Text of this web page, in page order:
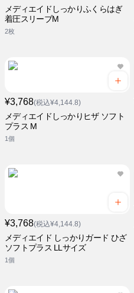
メディエイドしっかりふくらはぎ
着圧スリーブM
2枚
¥3,768(税込¥4,144.8)
メディエイドしっかりヒザ ソフト
プラス M
1個
¥3,768(税込¥4,144.8)
メディエイド しっかりガード ひざ
ソフトプラス LLサイズ
1個